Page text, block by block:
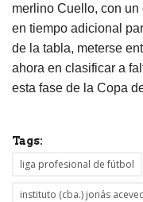
merlino Cuello, con
en tiempo adicional
de la tabla, meterse
ahora en clasificar a
esta fase de la Copa
Tags:
liga profesional de fútbol
instituto (cba.) jonás